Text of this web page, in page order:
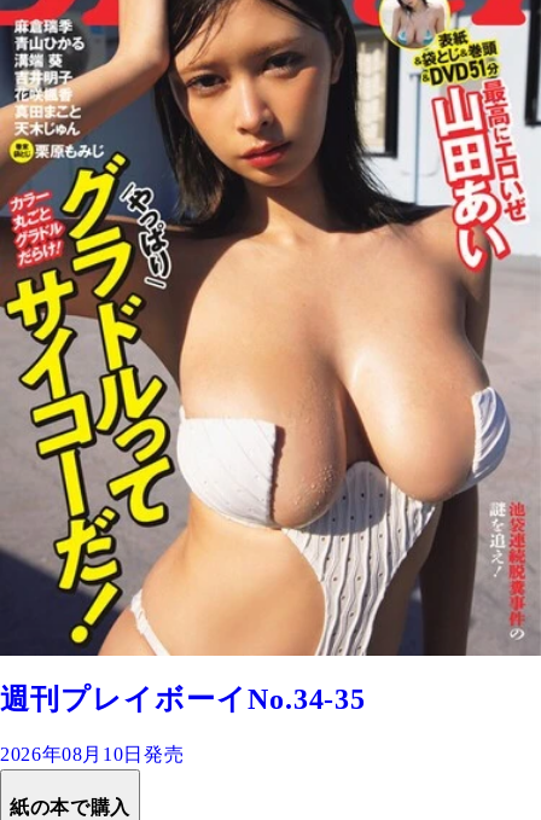
週刊プレイボーイNo.34-35
2026年08月10日発売
紙の本で購入